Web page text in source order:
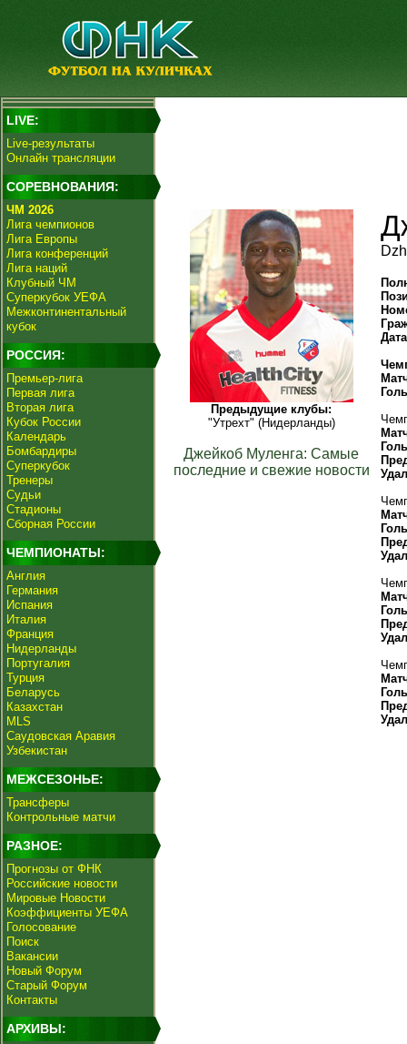
LIVE:
Live-результаты
Онлайн трансляции
СОРЕВНОВАНИЯ:
ЧМ 2026
Лига чемпионов
Лига Европы
Лига конференций
Лига наций
Клубный ЧМ
Суперкубок УЕФА
Межконтинентальный
кубок
РОССИЯ:
Премьер-лига
Первая лига
Вторая лига
Кубок России
Календарь
Бомбардиры
Суперкубок
Тренеры
Судьи
Стадионы
Сборная России
ЧЕМПИОНАТЫ:
Англия
Германия
Испания
Италия
Франция
Нидерланды
Португалия
Турция
Беларусь
Казахстан
MLS
Саудовская Аравия
Узбекистан
МЕЖСЕЗОНЬЕ:
Трансферы
Контрольные матчи
РАЗНОЕ:
Прогнозы от ФНК
Российские новости
Мировые Новости
Коэффициенты УЕФА
Голосование
Поиск
Вакансии
Новый Форум
Старый Форум
Контакты
АРХИВЫ:
Предыдущие клубы:
"Утрехт" (Нидерланды)
Джейкоб Муленга: Самые
последние и свежие новости